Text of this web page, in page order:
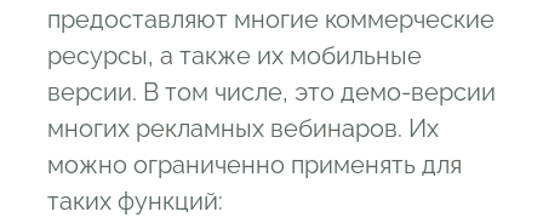
предоставляют многие коммерческие
ресурсы, а также их мобильные
версии. В том числе, это демо-версии
многих рекламных вебинаров. Их
можно ограниченно применять для
таких функций: